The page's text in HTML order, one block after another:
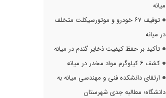
میانه
توقیف ۶۷ خودرو و موتورسیکلت متخلف
در میانه
تأکید بر حفظ کیفیت ذخایر گندم در میانه
کشف ۶ کیلوگرم مواد مخدر در میانه
ارتقای دانشکده فنی و مهندسی میانه به
دانشگاه؛ مطالبه جدی شهرستان